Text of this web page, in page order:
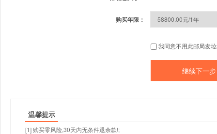
购买年限：
我同意不用此邮局发
温馨提示
[1] 购买零风险,30天内无条件退余款!;